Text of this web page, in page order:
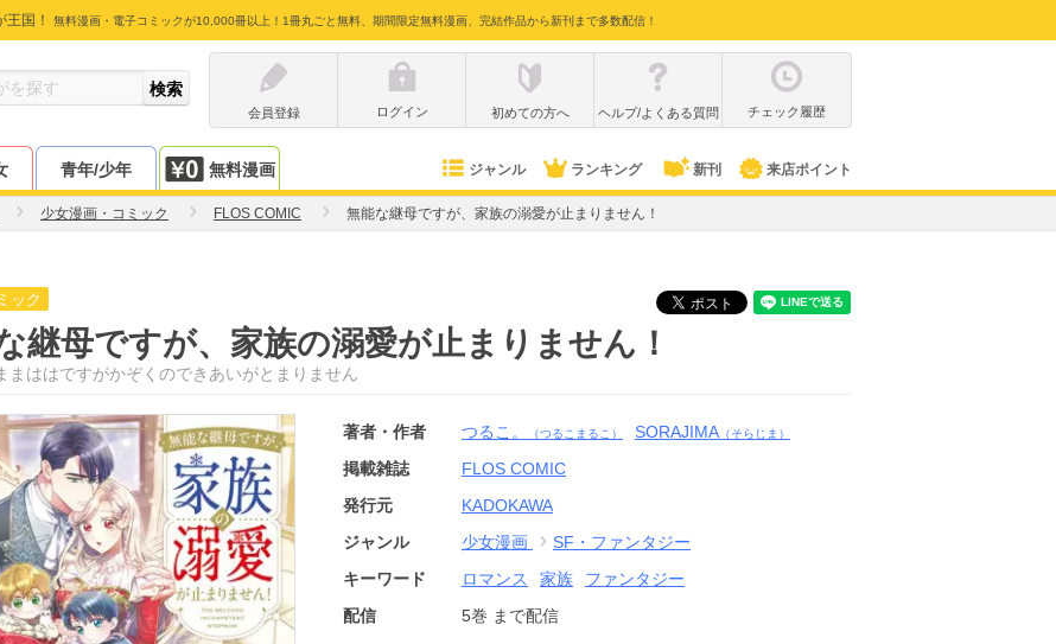
国！ 無料漫画・電子コミックが10,000冊以上！1冊丸ごと無料、期間限定無料漫画、完結作品から新刊まで多数配信！
会員登録
ログイン 初めての方へ ヘルプ/よくある質問 チェック履歴
青年/少年 無料漫画 ジャンル ランキング 新刊 来店ポイント
少女漫画・コミック FLOS COMIC 無能な継母ですが、家族の溺愛が止まりません！
ック
継母ですが、家族の溺愛が止まりません！
まははですがかぞくのできあいがとまりません
著者・作者 つるこ。 （つるこまるこ） SORAJIMA（そらじま）
掲載雑誌
FLOS COMIC
発行元
KADOKAWA
ジャンル
少女漫画
SF・ファンタジー
キーワード
ロマンス 家族
ファンタジー
配信
5巻 まで配信